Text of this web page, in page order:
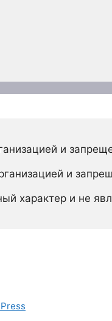
и
и
характер и не